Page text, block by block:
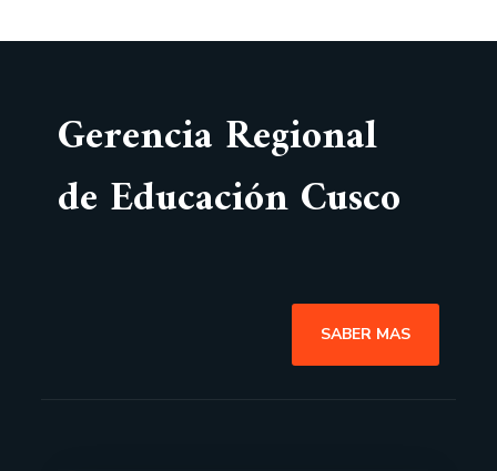
Gerencia Regional
de Educación Cusco
SABER MAS